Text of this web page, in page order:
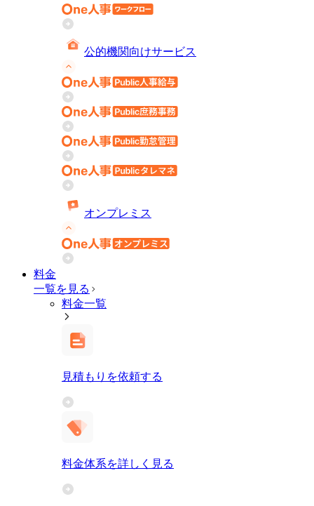
公的機関向けサービス
オンプレミス
料金
一覧を見る
料金一覧
見積もりを依頼する
料金体系を詳しく見る